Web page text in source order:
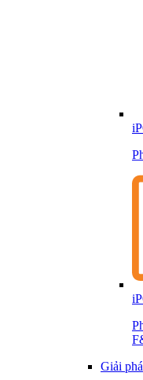
Giải